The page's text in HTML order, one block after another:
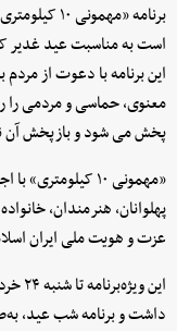
برنامه
است به مناسبت عید غدیر
این برنامه با دعوت از
پخش می شود و بازپخش آن نیز روز
«مهمونی ۱۰
پهلوانان، هنرمندان،
عزت و هویت ملی ایران
این
داشت و برنامه شب عید،